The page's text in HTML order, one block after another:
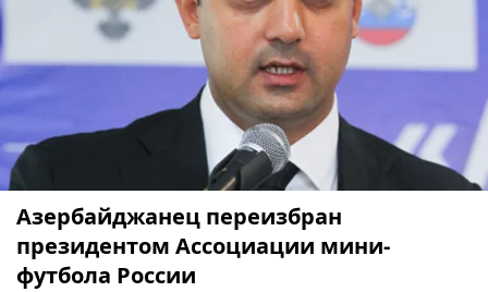
Азербайджанец переизбран
президентом Ассоциации мини-
футбола России